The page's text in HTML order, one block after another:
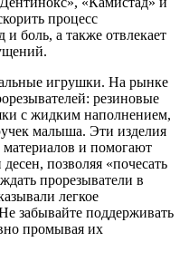
процесс
и боль, а также отвлекает
игрушки. На рынке
резиновые
с жидким наполнением,
малыша. Эти изделия
материалов и помогают
позволяя «почесать
прорезыватели в
легкое
забывайте поддерживать
промывая их